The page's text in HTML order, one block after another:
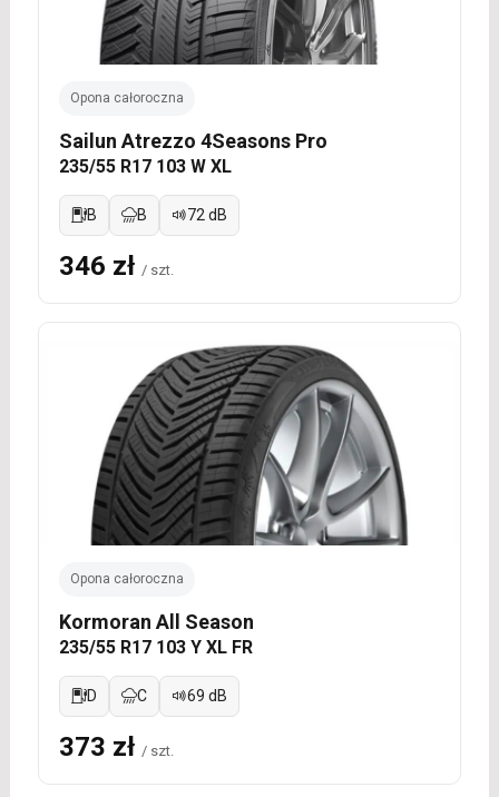
Opona całoroczna
Sailun Atrezzo 4Seasons Pro
235/55 R17 103 W XL
B B 72 dB
346 zł / szt.
Opona całoroczna
Kormoran All Season
235/55 R17 103 Y XL FR
D C 69 dB
373 zł / szt.